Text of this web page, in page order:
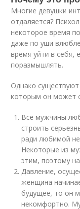
Многие девушки
отдаляется?
некоторое время
даже по уши
время уйти в себя,
поразмышлять.
Однако
которым он может
Все мужчины
строить
ради любимой
Некоторые из
этим, поэтому
Давление,
женщина
будущее, то он
некомфортно.